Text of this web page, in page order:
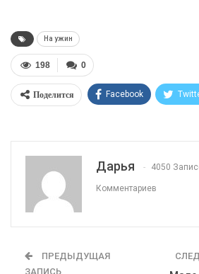
На ужин
0
198
Поделится Facebook
Дарья 4050
Комментариев
ПРЕДЫДУЩАЯ
ЗАПИСЬ